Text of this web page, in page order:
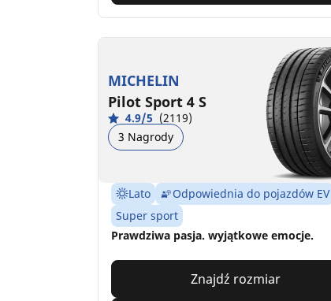
MICHELIN
Pilot Sport 4 S
4.9/5 (2119)
3 Nagrody
Lato
Odpowiednia do pojazdów EV
Super sport
Prawdziwa pasja. wyjątkowe emocje.
Znajdź rozmiar